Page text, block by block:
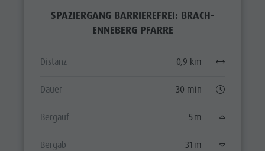
SPAZIERGANG BARRIEREFREI: BRACH-
ENNEBERG PFARRE
Distanz 0,9 km
Dauer 30 min
Bergauf 5 m
Bergab 31 m